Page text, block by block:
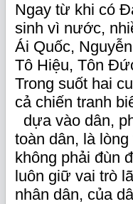
Ngay từ khi có
sinh vì nước,
Ái Quốc,
Tô Hiệu, Tôn
Trong suốt hai
cả chiến tranh
dựa vào dân,
toàn dân, là
không phải đùn
luôn giữ vai trò
nhân dân, của